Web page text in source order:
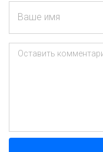
Ваше имя
Оставить